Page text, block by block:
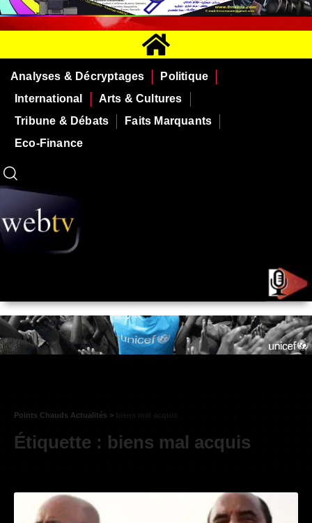
Analyses & Décryptages
Politique
International
Arts & Cultures
Tribune & Débats
Faits Marquants
Eco-Finance
Points Chauds Actualités >
Étiquette : biens mal acquis